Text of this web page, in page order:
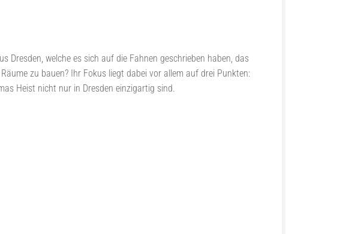
Dresden, welche es sich auf die Fahnen geschrieben haben, das
zu bauen? Ihr Fokus liegt dabei vor allem auf drei Punkten:
Heist nicht nur in Dresden einzigartig sind.